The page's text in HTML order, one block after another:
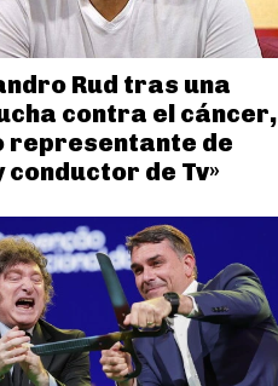
Rud tras una
contra el cáncer,
representante de
conductor de Tv»